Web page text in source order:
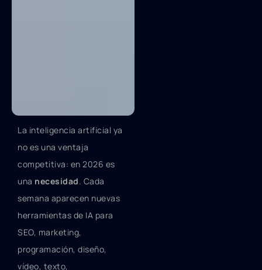
La inteligencia artificial ya
no es una ventaja
competitiva: en 2026 es
una necesidad. Cada
semana aparecen nuevas
herramientas de IA para
SEO, marketing,
programación, diseño,
vídeo, texto,